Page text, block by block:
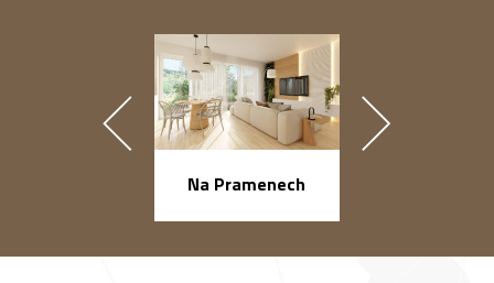
Na Pramenech